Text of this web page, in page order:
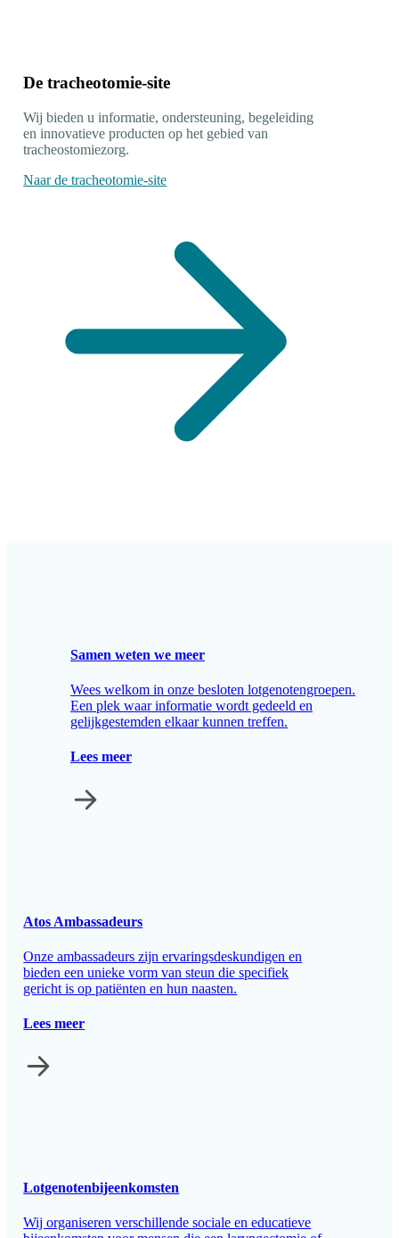
De tracheotomie-site
Wij bieden u informatie, ondersteuning, begeleiding
en innovatieve producten op het gebied van
tracheostomiezorg.
Naar de tracheotomie-site
Samen weten we meer
Wees welkom in onze besloten lotgenotengroepen.
Een plek waar informatie wordt gedeeld en
gelijkgestemden elkaar kunnen treffen.
Lees meer
Atos Ambassadeurs
Onze ambassadeurs zijn ervaringsdeskundigen en
bieden een unieke vorm van steun die specifiek
gericht is op patiënten en hun naasten.
Lees meer
Lotgenotenbijeenkomsten
Wij organiseren verschillende sociale en educatieve